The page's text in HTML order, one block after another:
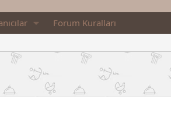
Forum Kuralları